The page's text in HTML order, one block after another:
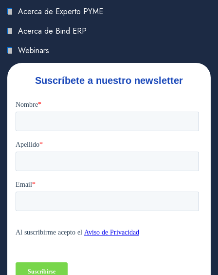
Acerca de Experto PYME
Acerca de Bind ERP
Webinars
Suscríbete a nuestro newsletter